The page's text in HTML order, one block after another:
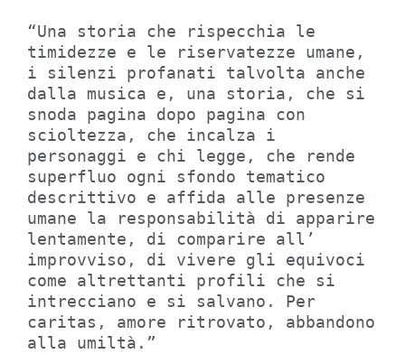
“Una storia che rispecchia le
timidezze e le riservatezze umane,
i silenzi profanati talvolta anche
dalla musica e, una storia, che si
snoda pagina dopo pagina con
scioltezza, che incalza i
personaggi e chi legge, che rende
superfluo ogni sfondo tematico
descrittivo e affida alle presenze
umane la responsabilità di apparire
lentamente, di comparire all’
improvviso, di vivere gli equivoci
come altrettanti profili che si
intrecciano e si salvano. Per
caritas, amore ritrovato, abbandono
alla umiltà.”